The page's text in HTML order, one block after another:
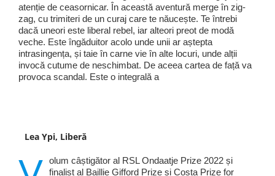
atenție de ceasornicar. În această aventură merge în zig-
zag, cu trimiteri de un curaj care te năucește. Te întrebi
dacă uneori este liberal rebel, iar alteori preot de modă
veche. Este îngăduitor acolo unde unii ar aștepta
intrasingența, și taie în carne vie în alte locuri, unde alții
invocă cutume de neschimbat. De aceea cartea de față va
provoca scandal. Este o integrală a
Lea Ypi, Liberă
olum câștigător al RSL Ondaatje Prize 2022 și
finalist al Baillie Gifford Prize și Costa Prize for